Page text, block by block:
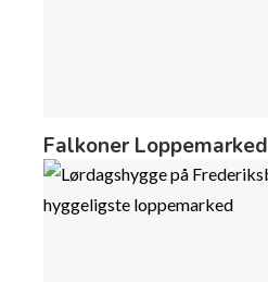
Falkoner Loppemarked